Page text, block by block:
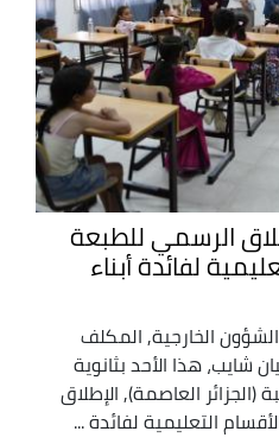
الرسمي للطبعة
لفائدة أبناء
الخارجية, المكلف
شايب، هذا الأحد بثانوية
العاصمة), الإطلاق
التعليمية لفائدة ...